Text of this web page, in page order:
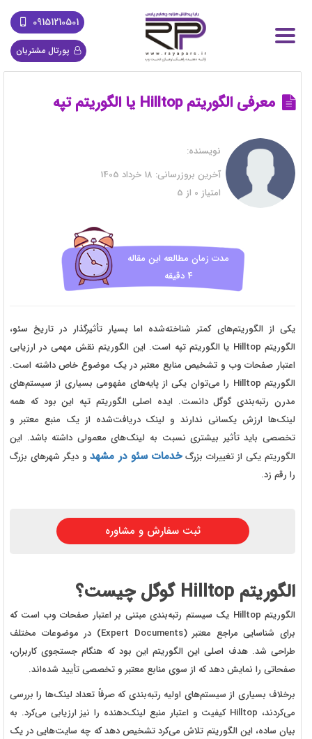
09151210501
پورتال مشتریان
معرفی الگوریتم Hilltop یا الگوریتم تپه
نویسنده:
آخرین بروزرسانی:
امتیاز 0 از 5
مدت زمان مطالعه این مقاله
4 دقیقه
یکی از الگوریتم‌های کمتر شناخته‌شده اما بسیار تأثیرگذار در تاریخ سئو،
الگوریتم Hilltop یا الگوریتم تپه است. این الگوریتم نقش مهمی در ارزیابی
اعتبار صفحات وب و تشخیص منابع معتبر در یک موضوع خاص داشته است.
الگوریتم Hilltop را می‌توان یکی از پایه‌های مفهومی بسیاری از سیستم‌های
مدرن رتبه‌بندی گوگل دانست. ایده اصلی الگوریتم تپه این بود که همه
لینک‌ها ارزش یکسانی ندارند و لینک دریافت‌شده از یک منبع معتبر و
تخصصی باید تأثیر بیشتری نسبت به لینک‌های معمولی داشته باشد. این
الگوریتم یکی از تغییرات بزرگخدمات سئو در مشهدو دیگر شهرهای بزرگ
را رقم زد.
ثبت سفارش و مشاوره
الگوریتم Hilltop گوگل چیست؟
الگوریتم Hilltop یک سیستم رتبه‌بندی مبتنی بر اعتبار صفحات وب است که
برای شناسایی مراجع معتبر (Expert Documents) در موضوعات مختلف
طراحی شد. هدف اصلی این الگوریتم این بود که هنگام جستجوی کاربران،
صفحاتی را نمایش دهد که از سوی منابع معتبر و تخصصی تأیید شده‌اند.
برخلاف بسیاری از سیستم‌های اولیه رتبه‌بندی که صرفاً تعداد لینک‌ها را بررسی
می‌کردند، Hilltop کیفیت و اعتبار منبع لینک‌دهنده را نیز ارزیابی می‌کرد. به
بیان ساده، این الگوریتم تلاش می‌کرد تشخیص دهد که چه سایت‌هایی در یک